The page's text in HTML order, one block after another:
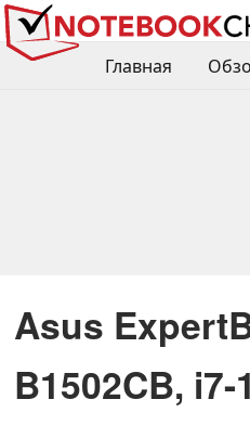
Главная
Asus
B1502CB, i7-